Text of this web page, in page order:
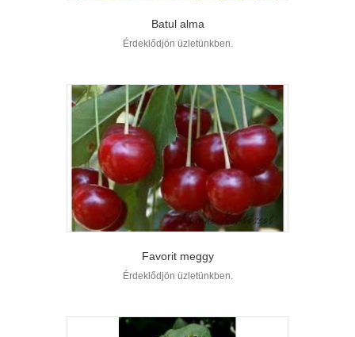
Batul alma
Érdeklődjön üzletünkben.
Favorit meggy
Érdeklődjön üzletünkben.